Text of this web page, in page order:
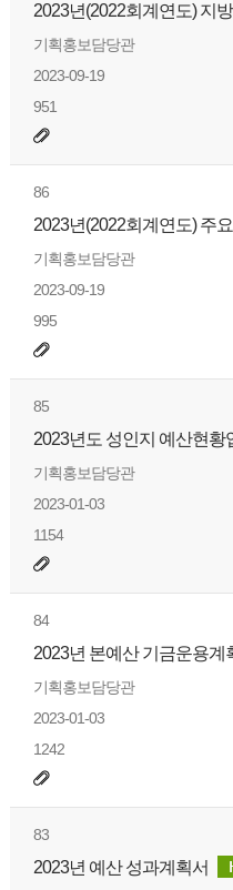
2023년(2022회계연도) 지
기획홍보담당관
2023-09-19
951
86
2023년(2022회계연도) 주
기획홍보담당관
2023-09-19
995
85
2023년도 성인지 예산현황
기획홍보담당관
2023-01-03
1154
84
2023년 본예산 기금운용계
기획홍보담당관
2023-01-03
1242
83
2023년 예산 성과계획서